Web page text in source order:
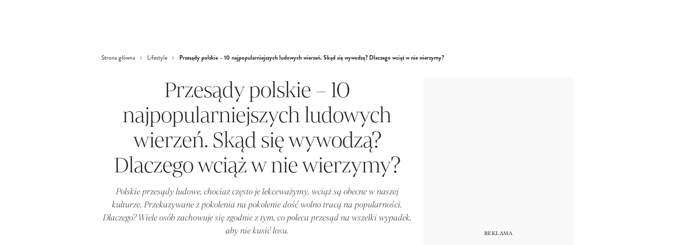
Strona główna Lifestyle Przesądy polskie – 10 najpopularniejszych ludowych wierzeń. Skąd się wywodzą? Dlaczego wciąż w nie wierzymy?
Przesądy polskie – 10
najpopularniejszych ludowych
wierzeń. Skąd się wywodzą?
Dlaczego wciąż w nie wierzymy?
Polskie przesądy ludowe, chociaż często je lekceważymy, wciąż są obecne w naszej
kulturze. Przekazywane z pokolenia na pokolenie dość wolno tracą na popularności.
Dlaczego? Wiele osób zachowuje się zgodnie z tym, co poleca przesąd na wszelki wypadek,
aby nie kusić losu.